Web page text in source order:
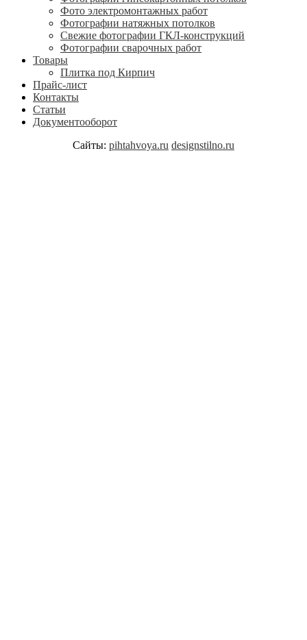
Фото электромонтажных работ
Фотографии натяжных потолков
Свежие фотографии ГКЛ-конструкций
Фотографии сварочных работ
Товары
Плитка под Кирпич
Прайс-лист
Контакты
Статьи
Документооборот
Сайты: pihtahvoya.ru designstilno.ru